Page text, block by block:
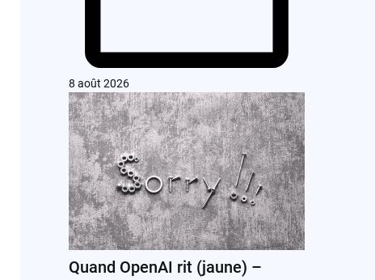
8 août 2026
Quand OpenAI rit (jaune) –